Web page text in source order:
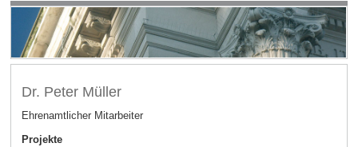
Dr. Peter Müller
Ehrenamtlicher Mitarbeiter
Projekte